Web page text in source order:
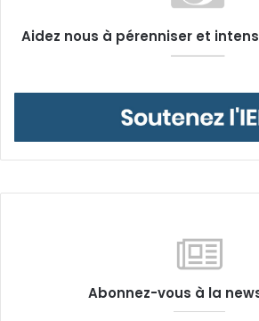
Aidez nous à pérenniser et
Abonnez-vous à la